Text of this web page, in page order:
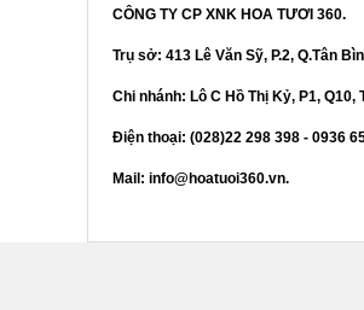
CÔNG TY CP XNK HOA TƯƠI 360.
Trụ sở: 413 Lê Văn Sỹ, P.2, Q.Tân
Chi nhánh: Lô C Hồ Thị Kỷ, P1, Q10,
Điện thoại: (028)22 298 398 - 0936
Mail: info@hoatuoi360.vn.